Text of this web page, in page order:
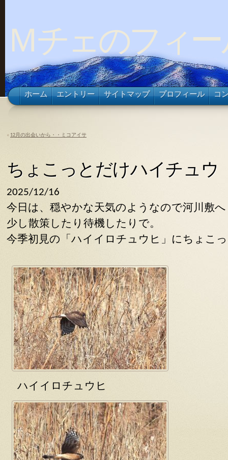
Ｍチェのフィ
ホーム エントリー サイトマップ プロフィール コ
« 12月の出会いから・・ミコアイサ
ちょこっとだけハイチュウ
2025/12/16
今日は、穏やかな天気のようなので河川敷へ
少し散策したり待機したりで。
今季初見の「ハイイロチュウヒ」にちょこ
ハイイロチュウヒ